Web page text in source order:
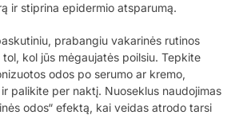
ir stiprina epidermio atsparumą.
prabangiu vakarinės rutinos
kol jūs mėgaujatės poilsiu. Tepkite
odos po serumo ar kremo,
palikite per naktį. Nuoseklus naudojimas
odos“ efektą, kai veidas atrodo tarsi